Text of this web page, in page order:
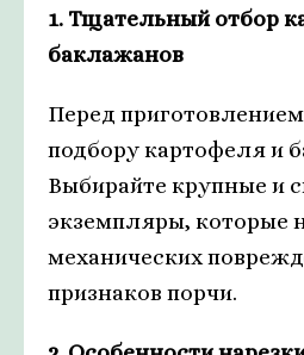
1. Тщательный отбор
баклажанов
Перед
подбору картофеля и
Выбирайте крупные и
экземпляры, которые
механических
признаков порчи.